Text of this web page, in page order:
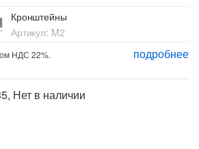
Кронштейны
Артикул: M2
подробнее
НДС 22%.
, Нет в наличии